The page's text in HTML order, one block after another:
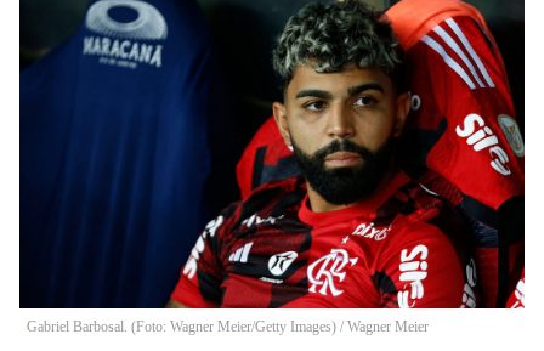
Gabriel Barbosal. (Foto: Wagner Meier/Getty Images) / Wagner Meier